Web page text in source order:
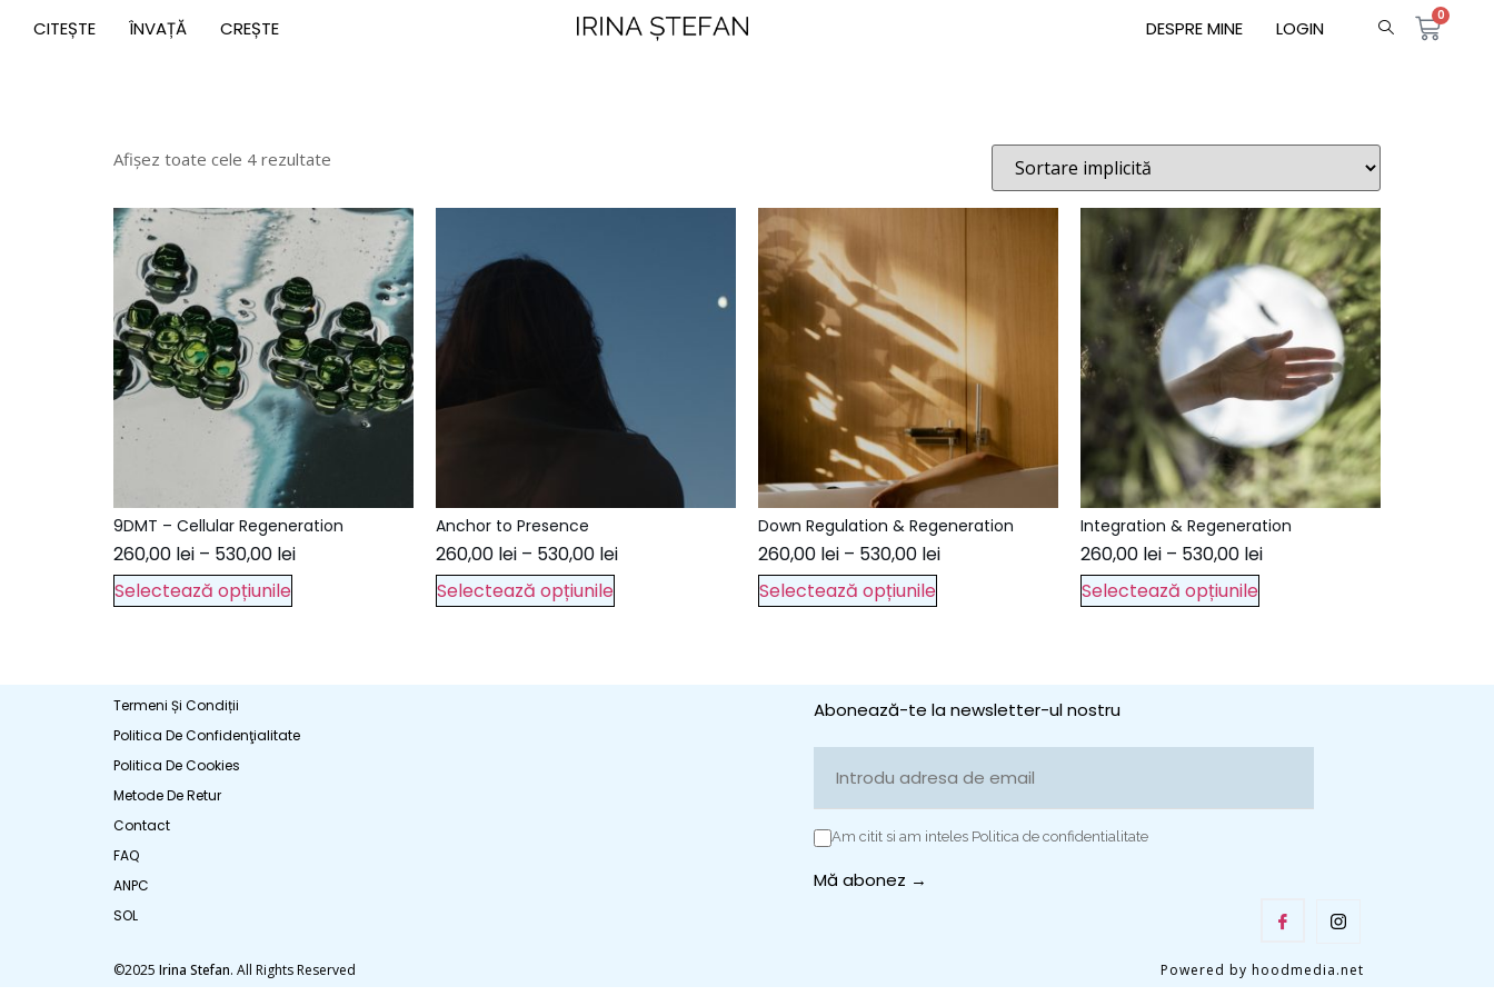
CITEȘTE ÎNVAȚĂ CREȘTE DESPRE MINE LOGIN
0
Afișez toate cele 4 rezultate
9DMT – Cellular Regeneration
260,00 lei – 530,00 lei
Selectează opțiunile
Anchor to Presence
260,00 lei – 530,00 lei
Selectează opțiunile
Down Regulation & Regeneration
260,00 lei – 530,00 lei
Selectează opțiunile
Integration & Regeneration
260,00 lei – 530,00 lei
Selectează opțiunile
Termeni Și Condiții
Politica De Confidenţialitate
Politica De Cookies
Metode De Retur
Contact
FAQ
ANPC
SOL
Abonează-te la newsletter-ul nostru
Am citit si am inteles Politica de confidentialitate
Mă abonez →
©2025 Irina Stefan. All Rights Reserved Powered by hoodmedia.net